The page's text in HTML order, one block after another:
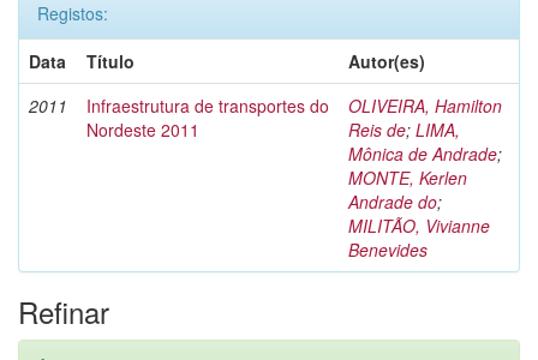
Registos:
Data
Título
Autor(es)
2011
Infraestrutura de transportes do
Nordeste 2011
OLIVEIRA, Hamilton
Reis de; LIMA,
Mônica de Andrade;
MONTE, Kerlen
Andrade do;
MILITÃO, Vivianne
Benevides
Refinar